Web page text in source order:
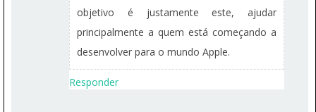
objetivo é justamente este, ajudar
principalmente a quem está começando a
desenvolver para o mundo Apple.
Responder